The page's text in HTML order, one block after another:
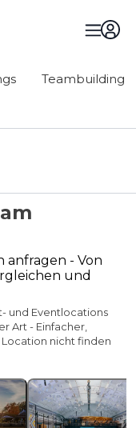
Teambuilding
anfragen - Von
und
und Eventlocations
Art - Einfacher,
nicht finden